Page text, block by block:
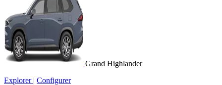
Grand Highlander
Explorer | Configurer